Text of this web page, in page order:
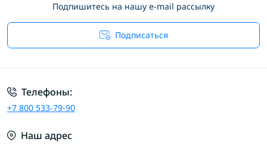
Подпишитесь на нашу e-mail рассылку
Подписаться
Телефоны:
+7 800 533-79-90
Наш адрес